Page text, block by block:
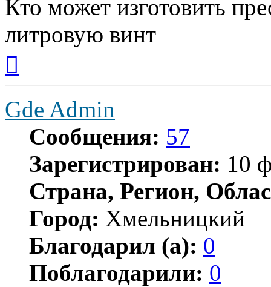
Кто может изготовить
литровую винт
началу
Gde Admin
Сообщения: 57
Зарегистрирован: 10
Страна, Регион,
Город: Хмельницкий
Благодарил (а): 0
Поблагодарили: 0